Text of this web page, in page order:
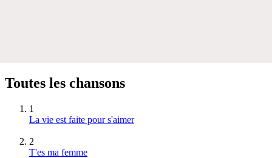
Toutes les chansons
1
La vie est faite pour s'aimer
2
T'es ma femme